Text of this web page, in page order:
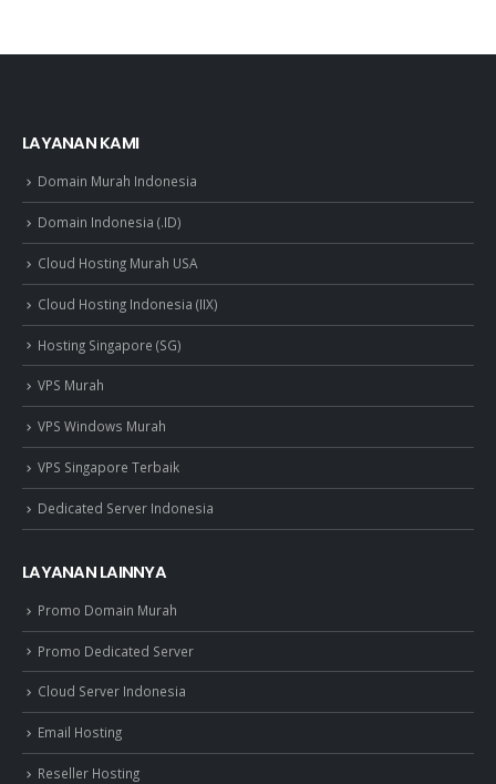
LAYANAN KAMI
Domain Murah Indonesia
Domain Indonesia (.ID)
Cloud Hosting Murah USA
Cloud Hosting Indonesia (IIX)
Hosting Singapore (SG)
VPS Murah
VPS Windows Murah
VPS Singapore Terbaik
Dedicated Server Indonesia
LAYANAN LAINNYA
Promo Domain Murah
Promo Dedicated Server
Cloud Server Indonesia
Email Hosting
Reseller Hosting